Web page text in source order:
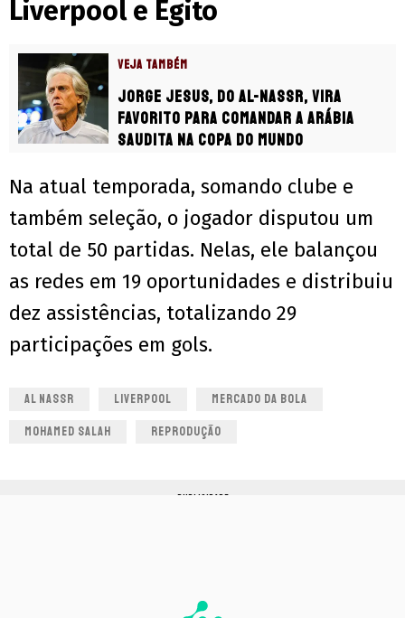
Liverpool e Egito
VEJA TAMBÉM
Jorge Jesus, do Al-Nassr, vira
favorito para comandar a Arábia
Saudita na Copa do Mundo
Na atual temporada, somando clube e
também seleção, o jogador disputou um
total de 50 partidas. Nelas, ele balançou
as redes em 19 oportunidades e distribuiu
dez assistências, totalizando 29
participações em gols.
AL NASSR LIVERPOOL MERCADO DA BOLA
MOHAMED SALAH REPRODUÇÃO
PUBLICIDADE